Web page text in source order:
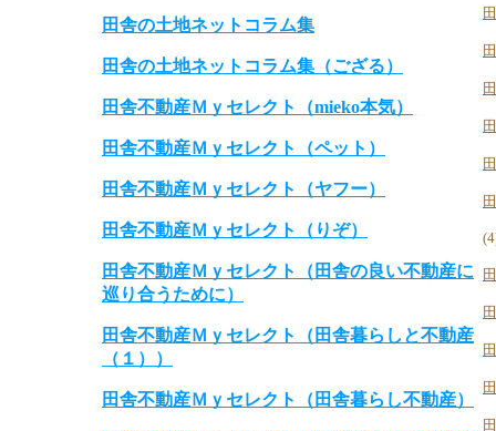
田舎の土地ネットコラム集
田舎の土地ネットコラム集（ござる）
田舎不動産Ｍｙセレクト（mieko本気）
田舎不動産Ｍｙセレクト（ペット）
田舎不動産Ｍｙセレクト（ヤフー）
田舎不動産Ｍｙセレクト（りぞ）
田舎不動産Ｍｙセレクト（田舎の良い不動産に
巡り合うために）
田舎不動産Ｍｙセレクト（田舎暮らしと不動産
（１））
田舎不動産Ｍｙセレクト（田舎暮らし不動産）